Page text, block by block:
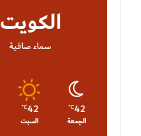
الكويت
سماء صافية
42
℃
الجمعة
42
℃
السبت